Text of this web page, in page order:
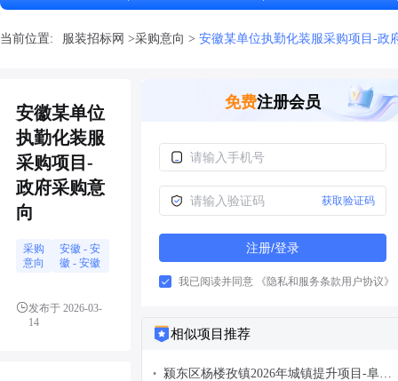
当前位置: 服装招标网 >采购意向 > 安徽某单位执勤化装服采购项目-政
安徽某单位
执勤化装服
采购项目-
政府采购意
向
采购
意向
安徽 - 安
徽 - 安徽
发布于 2026-03-
14
免费注册会员
获取验证码
注册/登录
我已阅读并同意 《隐私和服务条款用户协议》
相似项目推荐
•
颍东区杨楼孜镇2026年城镇提升项目-阜阳